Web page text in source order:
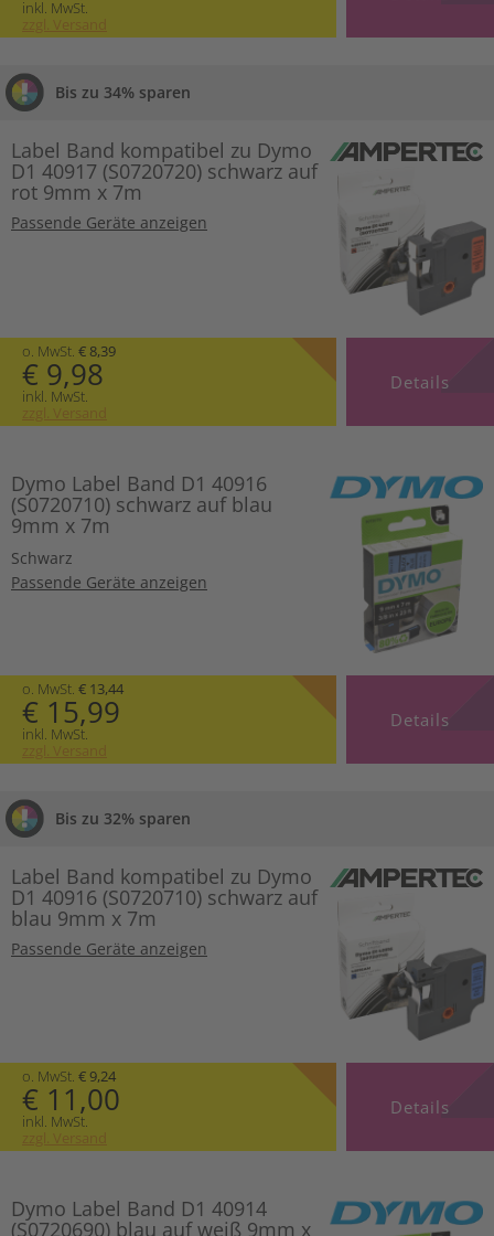
inkl. MwSt.
zzgl. Versand
Bis zu 34% sparen
Label Band kompatibel zu Dymo
D1 40917 (S0720720) schwarz auf
rot 9mm x 7m
Passende Geräte anzeigen
o. MwSt. € 8,39
€ 9,98
inkl. MwSt.
zzgl. Versand
Details
Dymo Label Band D1 40916
(S0720710) schwarz auf blau
9mm x 7m
Schwarz
Passende Geräte anzeigen
o. MwSt. € 13,44
€ 15,99
inkl. MwSt.
zzgl. Versand
Details
Bis zu 32% sparen
Label Band kompatibel zu Dymo
D1 40916 (S0720710) schwarz auf
blau 9mm x 7m
Passende Geräte anzeigen
o. MwSt. € 9,24
€ 11,00
inkl. MwSt.
zzgl. Versand
Details
Dymo Label Band D1 40914
(S0720690) blau auf weiß 9mm x